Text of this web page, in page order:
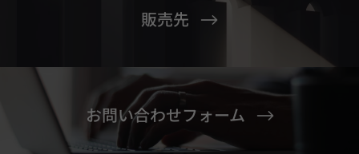
販売先
お問い合わせフォーム